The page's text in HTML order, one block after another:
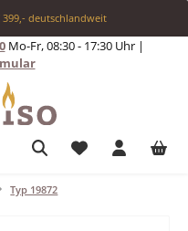
deutschlandweit
Mo-Fr, 08:30 - 17:30 Uhr |
Du hast 0
Typ 19872